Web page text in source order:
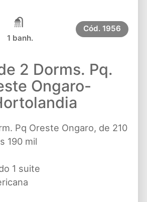
1 banh.
Cód. 1956
2 Dorms. Pq.
Ongaro-
Pq Oreste Ongaro, de 210
190 mil
1 suite